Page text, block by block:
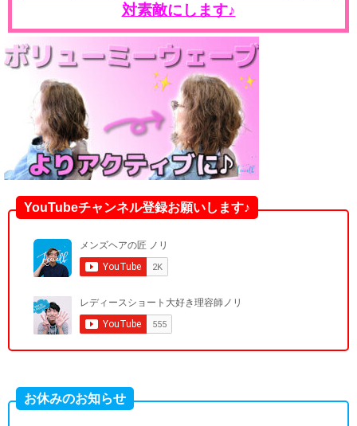
対素敵にします♪
YouTubeチャンネル登録お願いします♪
お休みのお知らせ